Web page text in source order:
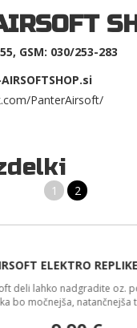
GSM: 030/253-283
PanterAirsoft/
1 2
ELEKTRO REPLIKE
deli lahko nadgradite oz.
bo močnejša, natančnejša